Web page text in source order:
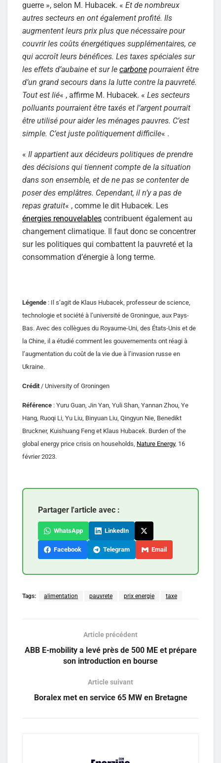
guerre », selon M. Hubacek. « Et de nombreux
autres secteurs en ont également profité. Ils
augmentent leurs prix plus que nécessaire pour
couvrir les coûts énergétiques supplémentaires, ce
qui accroît leurs bénéfices. Les taxes spéciales sur
les effets d’aubaine et sur le carbone pourraient être
d’un grand secours dans la lutte contre la pauvreté.
Tout est lié« , affirme M. Hubacek. « Les secteurs
polluants pourraient être taxés et l’argent pourrait
être utilisé pour aider les ménages pauvres. C’est
simple. C’est juste politiquement difficile« .
« Il appartient aux décideurs politiques de prendre
des décisions qui tiennent compte de la situation
dans son ensemble, et de ne pas se contenter de
poser des emplâtres. Cependant, il n’y a pas de
repas gratuit« , comme le dit Hubacek. Les
énergies renouvelables contribuent également au
changement climatique. Il faut donc se concentrer
sur les politiques qui combattent la pauvreté et la
consommation d’énergie à long terme.
Légende : Il s’agit de Klaus Hubacek, professeur de science,
technologie et société à l’université de Groningue, aux Pays-
Bas. Avec des collègues du Royaume-Uni, des États-Unis et de
la Chine, il a étudié comment les gouvernements ont réagi à
l’augmentation du coût de la vie due à l’invasion russe en
Ukraine.
Crédit/ University of Groningen
Référence : Yuru Guan, Jin Yan, Yuli Shan, Yannan Zhou, Ye
Hang, Ruoqi Li, Yu Liu, Binyuan Liu, Qingyun Nie, Benedikt
Bruckner, Kuishuang Feng et Klaus Hubacek. Burden of the
global energy price crisis on households, Nature Energy, 16
février 2023.
Partager l'article avec :
WhatsApp LinkedIn
Facebook Telegram Email
Tags: alimentation pauvrete prix energie taxe
Article précédent
ABB E-mobility a levé près de 500 ME et prépare
son introduction en bourse
Article suivant
Boralex met en service 65 MW en Bretagne